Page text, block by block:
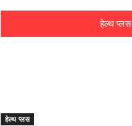
हेल्थ प्लस
हेल्थ प्लस